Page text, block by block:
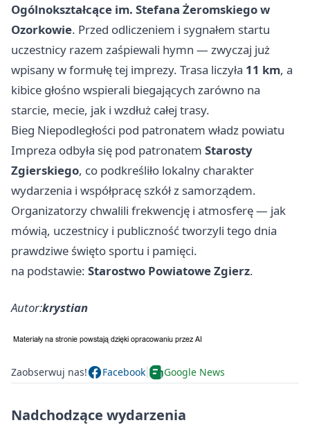
Ogólnokształcące im. Stefana Żeromskiego w
Ozorkowie. Przed odliczeniem i sygnałem startu
uczestnicy razem zaśpiewali hymn — zwyczaj już
wpisany w formułę tej imprezy. Trasa liczyła 11 km, a
kibice głośno wspierali biegających zarówno na
starcie, mecie, jak i wzdłuż całej trasy.
Bieg Niepodległości pod patronatem władz powiatu
Impreza odbyła się pod patronatem Starosty
Zgierskiego, co podkreśliło lokalny charakter
wydarzenia i współpracę szkół z samorządem.
Organizatorzy chwalili frekwencję i atmosferę — jak
mówią, uczestnicy i publiczność tworzyli tego dnia
prawdziwe święto sportu i pamięci.
na podstawie: Starostwo Powiatowe Zgierz.
Autor:krystian
Zaobserwuj nas! Facebook Google News
Nadchodzące wydarzenia